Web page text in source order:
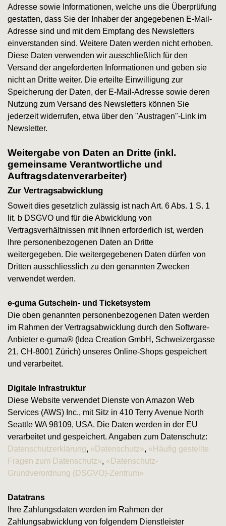
Adresse sowie Informationen, welche uns die Überprüfung
gestatten, dass Sie der Inhaber der angegebenen E-Mail-
Adresse sind und mit dem Empfang des Newsletters
einverstanden sind. Weitere Daten werden nicht erhoben.
Diese Daten verwenden wir ausschließlich für den
Versand der angeforderten Informationen und geben sie
nicht an Dritte weiter. Die erteilte Einwilligung zur
Speicherung der Daten, der E-Mail-Adresse sowie deren
Nutzung zum Versand des Newsletters können Sie
jederzeit widerrufen, etwa über den "Austragen"-Link im
Newsletter.
Weitergabe von Daten an Dritte (inkl.
gemeinsame Verantwortliche und
Auftragsdatenverarbeiter)
Zur Vertragsabwicklung
Soweit dies gesetzlich zulässig ist nach Art. 6 Abs. 1 S. 1
lit. b DSGVO und für die Abwicklung von
Vertragsverhältnissen mit Ihnen erforderlich ist, werden
Ihre personenbezogenen Daten an Dritte
weitergegeben. Die weitergegebenen Daten dürfen von
Dritten ausschliesslich zu den genannten Zwecken
verwendet werden.
e-guma Gutschein- und Ticketsystem
Die oben genannten personenbezogenen Daten werden
im Rahmen der Vertragsabwicklung durch den Software-
Anbieter e-guma® (Idea Creation GmbH, Schweizergasse
21, CH-8001 Zürich) unseres Online-Shops gespeichert
und verarbeitet.
Digitale Infrastruktur
Diese Website verwendet Dienste von Amazon Web
Services (AWS) Inc., mit Sitz in 410 Terry Avenue North
Seattle WA 98109, USA. Die Daten werden in der EU
verarbeitet und gespeichert. Angaben zum Datenschutz:
Datenschutzerklärung, «Datenschutz», «Häufig gestellte
Fragen zum Datenschutz», «Datenschutz-
Grundverordnung (DSGVO)-Zentrum»
Datatrans
Ihre Zahlungsdaten werden im Rahmen der
Zahlungsabwicklung von folgendem Dienstleister